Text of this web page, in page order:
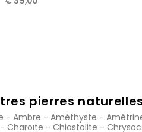
pierres
- Ambre - Améthyste -
- Charoïte - Chiastolite -